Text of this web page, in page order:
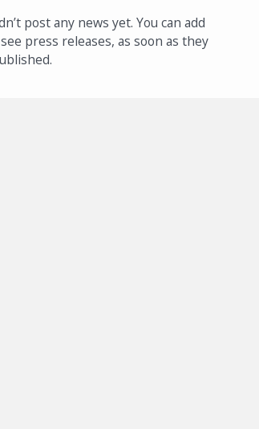
post any news yet. You can add
press releases, as soon as they